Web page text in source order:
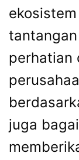
perhatian
juga